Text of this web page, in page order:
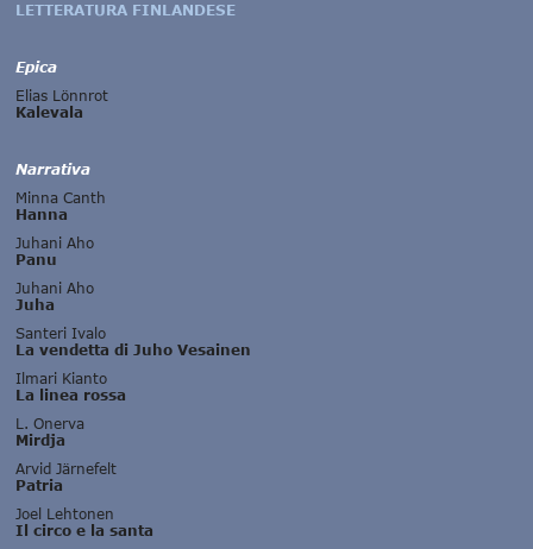
LETTERATURA FINLANDESE
Epica
Elias Lönnrot
Kalevala
Narrativa
Minna Canth
Hanna
Juhani Aho
Panu
Juhani Aho
Juha
Santeri Ivalo
La vendetta di Juho Vesainen
Ilmari Kianto
La linea rossa
L. Onerva
Mirdja
Arvid Järnefelt
Patria
Joel Lehtonen
Il circo e la santa